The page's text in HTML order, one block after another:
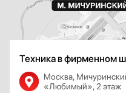
Техника в фирменном
Москва,
«Любимый», 2 этаж